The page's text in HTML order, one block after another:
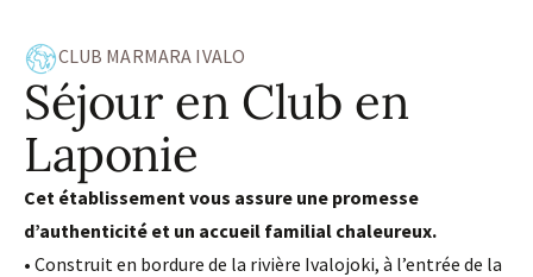
CLUB MARMARA IVALO
Séjour en Club en
Laponie
Cet établissement vous assure une promesse
d’authenticité et un accueil familial chaleureux.
• Construit en bordure de la rivière Ivalojoki, à l’entrée de la